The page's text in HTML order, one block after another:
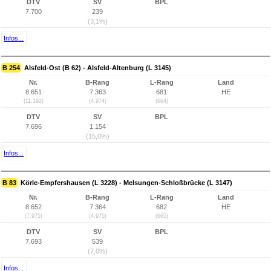
DTV
7.700
SV
239
(3,1%)
BPL
Infos...
B 254 Alsfeld-Ost (B 62) - Alsfeld-Altenburg (L 3145)
Nr.
8.651
(11.192)
B-Rang
7.363
(4.974)
L-Rang
681
(664)
Land
HE
DTV
7.696
SV
1.154
(15,0%)
BPL
Infos...
B 83 Körle-Empfershausen (L 3228) - Melsungen-Schloßbrücke (L 3147)
Nr.
8.652
(7.975)
B-Rang
7.364
(4.975)
L-Rang
682
(665)
Land
HE
DTV
7.693
SV
539
(7,0%)
BPL
Infos...